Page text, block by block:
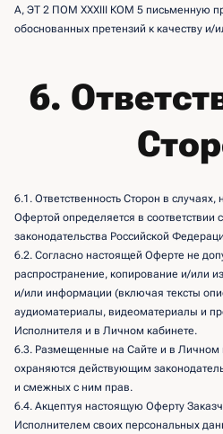
А, ЭТ 2 ПОМ XXXIII КОМ 5 письменную
обоснованных претензий к качеству
6.
6.1. Ответственность Сторон в
Офертой определяется в
законодательства Российской
6.2. Согласно настоящей Оферте не
распространение, копирование и/или
и/или информации (включая тексты
аудиоматериалы, видеоматериалы и
Исполнителя и в Личном кабинете.
6.3. Размещенные на Сайте и в Личном
охраняются действующим
и смежных с ним прав.
6.4. Акцептуя настоящую Оферту
Исполнителем своих персональных